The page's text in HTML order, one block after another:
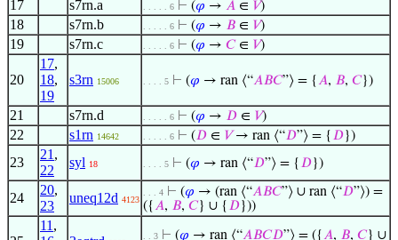
17 s7rn.a . . . . . 6 ⊢ (𝜑 → 𝐴 ∈ 𝑉)
18 s7rn.b . . . . . 6 ⊢ (𝜑 → 𝐵 ∈ 𝑉)
19 s7rn.c . . . . . 6 ⊢ (𝜑 → 𝐶∈ 𝑉)
20
17,
18,
19
s3rn 15006 . . . . 5 ⊢ (𝜑 → ran ⟨“𝐴𝐵𝐶”⟩ = {𝐴, 𝐵, 𝐶})
21 s7rn.d . . . . . 6 ⊢ (𝜑 → 𝐷 ∈ 𝑉)
22 s1rn 14642 . . . . . 6 ⊢ (𝐷 ∈ 𝑉→ ran ⟨“𝐷”⟩ = { 𝐷})
23
21 ,
22
syl 18 . . . . 5 ⊢ (𝜑 → ran ⟨“𝐷”⟩ = { 𝐷})
24
20,
23
uneq12d 4123
. . . 4 ⊢ (𝜑 → (ran ⟨“𝐴𝐵𝐶”⟩ ∪ ran ⟨“𝐷”⟩) =
({𝐴, 𝐵, 𝐶} ∪ { 𝐷}))
11 ,
. . 3 ⊢ (𝜑 → ran ⟨“𝐴𝐵𝐶𝐷”⟩ = ({𝐴, 𝐵, 𝐶} ∪